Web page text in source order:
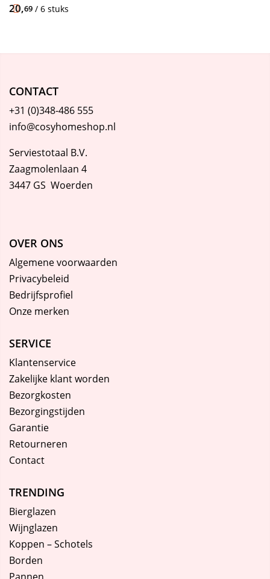
20,69 / 6 stuks
CONTACT
+31 (0)348-486 555
info@cosyhomeshop.nl
Serviestotaal B.V.
Zaagmolenlaan 4
3447 GS Woerden
OVER ONS
Algemene voorwaarden
Privacybeleid
Bedrijfsprofiel
Onze merken
SERVICE
Klantenservice
Zakelijke klant worden
Bezorgkosten
Bezorgingstijden
Garantie
Retourneren
Contact
TRENDING
Bierglazen
Wijnglazen
Koppen – Schotels
Borden